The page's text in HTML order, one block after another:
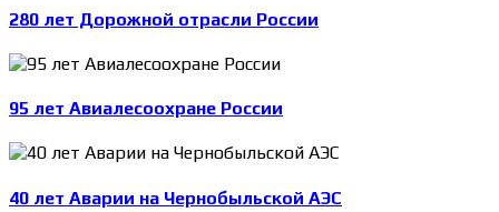
280 лет Дорожной отрасли России
95 лет Авиалесоохране России
40 лет Аварии на Чернобыльской АЭС